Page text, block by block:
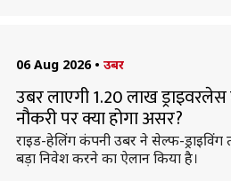
06 Aug 2026 • उबर
उबर लाएगी 1.20 लाख ड्राइवरलेस
नौकरी पर क्या होगा असर?
राइड-हेलिंग कंपनी उबर ने सेल्फ-
बड़ा निवेश करने का ऐलान किया है।